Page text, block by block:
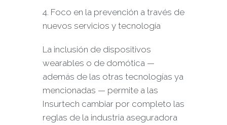
4. Foco en la prevención a través de
nuevos servicios y tecnología
La inclusión de dispositivos
wearables o de domótica —
además de las otras tecnologías ya
mencionadas — permite a las
Insurtech cambiar por completo las
reglas de la industria aseguradora